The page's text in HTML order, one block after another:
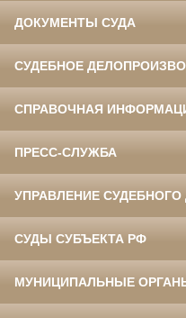
ДОКУМЕНТЫ СУДА
СУДЕБНОЕ
СПРАВОЧНАЯ
ПРЕСС-СЛУЖБА
УПРАВЛЕНИЕ
СУДЫ СУБЪЕКТА РФ
МУНИЦИПАЛЬНЫЕ